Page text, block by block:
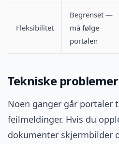
Fleksibilitet
Begrenset —
må følge
portalen
Tekniske
Noen ganger går portaler
feilmeldinger. Hvis du
dokumenter skjermbilder